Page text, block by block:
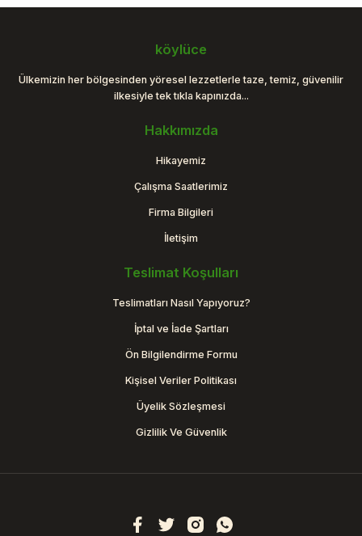
köylüce
Ülkemizin her bölgesinden yöresel lezzetlerle taze, temiz, güvenilir
ilkesiyle tek tıkla kapınızda...
Hakkımızda
Hikayemiz
Çalışma Saatlerimiz
Firma Bilgileri
İletişim
Teslimat Koşulları
Teslimatları Nasıl Yapıyoruz?
İptal ve İade Şartları
Ön Bilgilendirme Formu
Kişisel Veriler Politikası
Üyelik Sözleşmesi
Gizlilik Ve Güvenlik